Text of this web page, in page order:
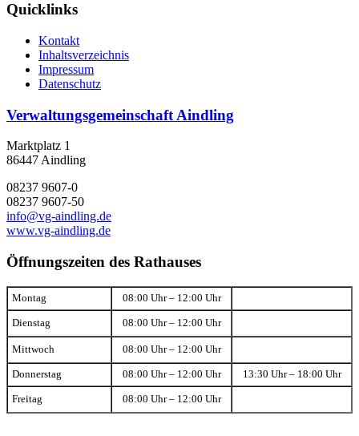
Quicklinks
Kontakt
Inhaltsverzeichnis
Impressum
Datenschutz
Verwaltungsgemeinschaft Aindling
Marktplatz 1
86447 Aindling
08237 9607-0
08237 9607-50
info@vg-aindling.de
www.vg-aindling.de
Öffnungszeiten des Rathauses
Montag 08:00 Uhr – 12:00 Uhr
Dienstag 08:00 Uhr – 12:00 Uhr
Mittwoch 08:00 Uhr – 12:00 Uhr
Donnerstag 08:00 Uhr – 12:00 Uhr 13:30 Uhr – 18:00 Uhr
Freitag 08:00 Uhr – 12:00 Uhr